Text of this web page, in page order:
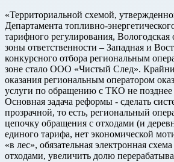
«Территориальной схемой,
Департамента топливно-
тарифного регулирования, Вологодская
зоны ответственности – Западная и
конкурсного отбора региональным
зоне стало ООО «Чистый След».
оказания региональным оператором
услуги по обращению с ТКО не позднее
Основная задача реформы - сделать
прозрачной, то есть, региональный
цепочку обращения с отходами (и
единого тарифа, нет экономической
«в лес», обязательная электронная
отходами, увеличить долю